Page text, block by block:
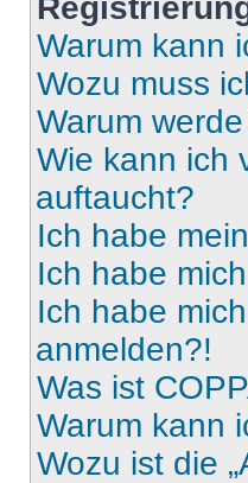
Warum kann
Wozu muss
Warum
Wie kann ich
auftaucht?
Ich habe
Ich habe
Ich habe
anmelden?!
Was ist
Warum kann
Wozu ist die